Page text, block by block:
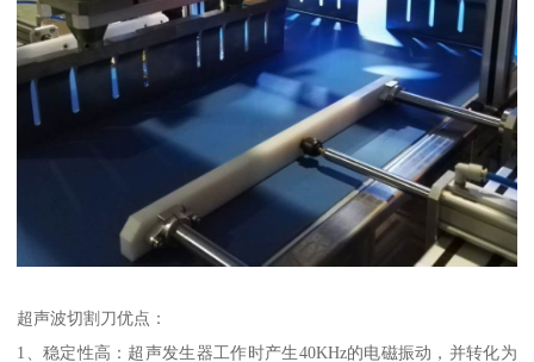
超声波切割刀优点：
1、稳定性高：超声发生器工作时产生40KHz的电磁振动，并转化为